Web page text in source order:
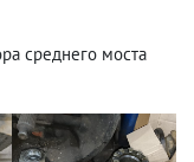
среднего моста